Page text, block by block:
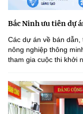
Bắc Ninh ưu tiên dự
Các dự án về bán dẫn,
nông nghiệp thông
tham gia cuộc thi khởi